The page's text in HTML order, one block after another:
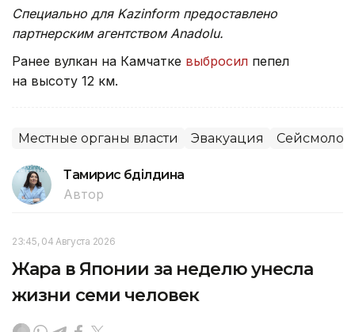
Специально для Kazinform предоставлено
партнерским агентством Anadolu.
Ранее вулкан на Камчатке выбросил пепел
на высоту 12 км.
Местные органы власти Эвакуация
Тамирис Әбділдина
Автор
23:45, 04 Августа 2026
Жара в Японии за неделю унесла
жизни семи человек